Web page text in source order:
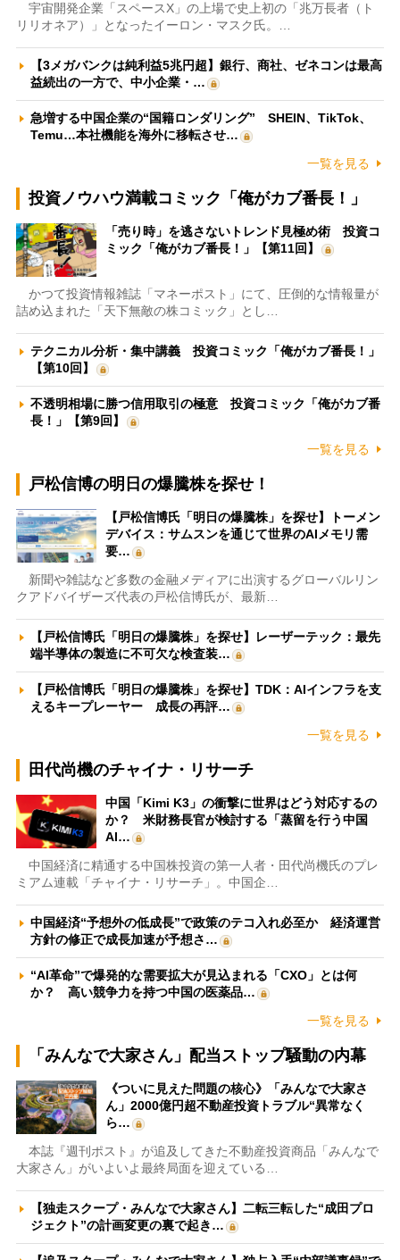
宇宙開発企業「スペースX」の上場で史上初の「兆万長者（ト
リリオネア）」となったイーロン・マスク氏。…
【3メガバンクは純利益5兆円超】銀行、商社、ゼネコンは最高
益続出の一方で、中小企業・…
急増する中国企業の“国籍ロンダリング” SHEIN、TikTok、
Temu…本社機能を海外に移転させ…
一覧を見る
投資ノウハウ満載コミック「俺がカブ番長！」
「売り時」を逃さないトレンド見極め術 投資コ
ミック「俺がカブ番長！」【第11回】
かつて投資情報雑誌「マネーポスト」にて、圧倒的な情報量が
詰め込まれた「天下無敵の株コミック」とし…
テクニカル分析・集中講義 投資コミック「俺がカブ番長！」
【第10回】
不透明相場に勝つ信用取引の極意 投資コミック「俺がカブ番
長！」【第9回】
一覧を見る
戸松信博の明日の爆騰株を探せ！
【戸松信博氏「明日の爆騰株」を探せ】トーメン
デバイス：サムスンを通じて世界のAIメモリ需
要…
新聞や雑誌など多数の金融メディアに出演するグローバルリン
クアドバイザーズ代表の戸松信博氏が、最新…
【戸松信博氏「明日の爆騰株」を探せ】レーザーテック：最先
端半導体の製造に不可欠な検査装…
【戸松信博氏「明日の爆騰株」を探せ】TDK：AIインフラを支
えるキープレーヤー 成長の再評…
一覧を見る
田代尚機のチャイナ・リサーチ
中国「Kimi K3」の衝撃に世界はどう対応するの
か？ 米財務長官が検討する「蒸留を行う中国
AI…
中国経済に精通する中国株投資の第一人者・田代尚機氏のプレ
ミアム連載「チャイナ・リサーチ」。中国企…
中国経済“予想外の低成長”で政策のテコ入れ必至か 経済運営
方針の修正で成長加速が予想さ…
“AI革命”で爆発的な需要拡大が見込まれる「CXO」とは何
か？ 高い競争力を持つ中国の医薬品…
一覧を見る
「みんなで大家さん」配当ストップ騒動の内幕
《ついに見えた問題の核心》「みんなで大家さ
ん」2000億円超不動産投資トラブル“異常なく
ら…
本誌『週刊ポスト』が追及してきた不動産投資商品「みんなで
大家さん」がいよいよ最終局面を迎えている…
【独走スクープ・みんなで大家さん】二転三転した“成田プロ
ジェクト”の計画変更の裏で起き…